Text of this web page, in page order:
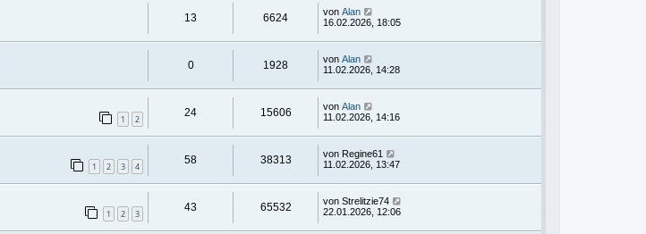
13 6624 von Alan
16.02.2026, 18:05
0 1928 von Alan
11.02.2026, 14:28
1 2
24 15606 von Alan
11.02.2026, 14:16
1 2 3 4
58 38313 von Regine61
11.02.2026, 13:47
1 2 3
43 65532 von Strelitzie74
22.01.2026, 12:06